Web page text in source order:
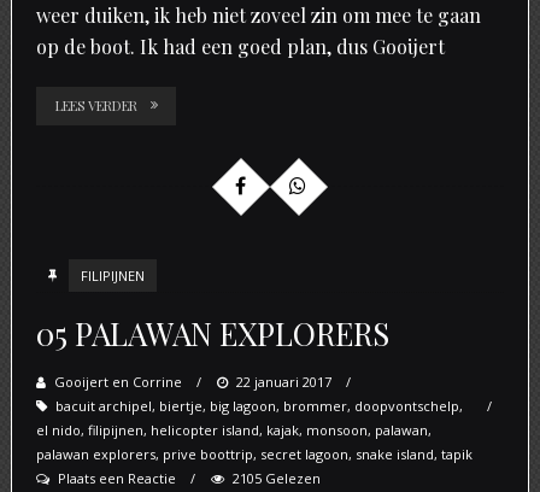
weer duiken, ik heb niet zoveel zin om mee te gaan
op de boot. Ik had een goed plan, dus Gooijert
LEES VERDER
FILIPIJNEN
05 PALAWAN EXPLORERS
Gooijert en Corrine
Posted
on
22 januari 2017
bacuit archipel, biertje, big lagoon, brommer, doopvontschelp,
el nido, filipijnen, helicopter island, kajak, monsoon, palawan,
palawan explorers, prive boottrip, secret lagoon, snake island, tapik
Plaats een Reactie
2105 Gelezen